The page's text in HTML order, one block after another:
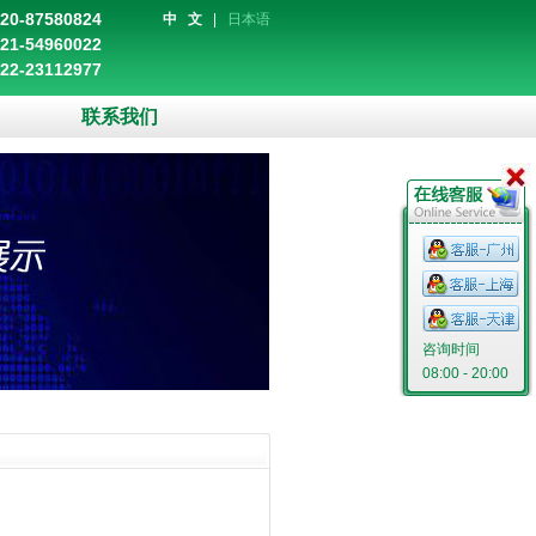
中 文 日本语
87580824
54960022
23112977
联系我们
咨询时间
08:00 - 20:00